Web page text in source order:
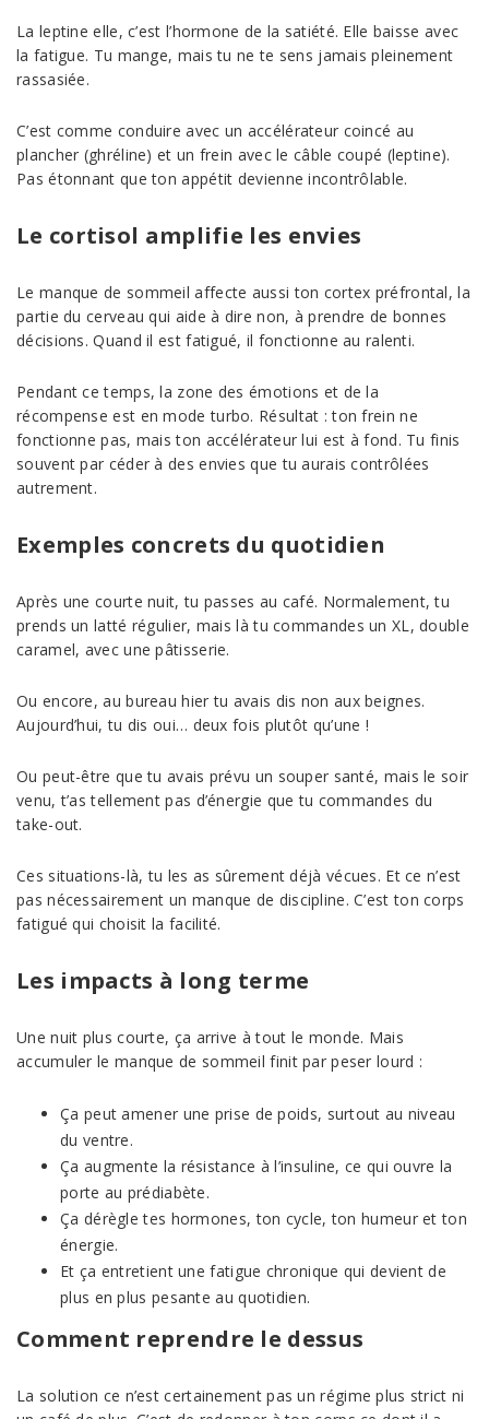
La leptine elle, c’est l’hormone de la satiété. Elle baisse avec
la fatigue. Tu mange, mais tu ne te sens jamais pleinement
rassasiée.
C’est comme conduire avec un accélérateur coincé au
plancher (ghréline) et un frein avec le câble coupé (leptine).
Pas étonnant que ton appétit devienne incontrôlable.
Le cortisol amplifie les envies
Le manque de sommeil affecte aussi ton cortex préfrontal, la
partie du cerveau qui aide à dire non, à prendre de bonnes
décisions. Quand il est fatigué, il fonctionne au ralenti.
Pendant ce temps, la zone des émotions et de la
récompense est en mode turbo. Résultat : ton frein ne
fonctionne pas, mais ton accélérateur lui est à fond. Tu finis
souvent par céder à des envies que tu aurais contrôlées
autrement.
Exemples concrets du quotidien
Après une courte nuit, tu passes au café. Normalement, tu
prends un latté régulier, mais là tu commandes un XL, double
caramel, avec une pâtisserie.
Ou encore, au bureau hier tu avais dis non aux beignes.
Aujourd’hui, tu dis oui… deux fois plutôt qu’une !
Ou peut-être que tu avais prévu un souper santé, mais le soir
venu, t’as tellement pas d’énergie que tu commandes du
take-out.
Ces situations-là, tu les as sûrement déjà vécues. Et ce n’est
pas nécessairement un manque de discipline. C’est ton corps
fatigué qui choisit la facilité.
Les impacts à long terme
Une nuit plus courte, ça arrive à tout le monde. Mais
accumuler le manque de sommeil finit par peser lourd :
Ça peut amener une prise de poids, surtout au niveau
du ventre.
Ça augmente la résistance à l’insuline, ce qui ouvre la
porte au prédiabète.
Ça dérègle tes hormones, ton cycle, ton humeur et ton
énergie.
Et ça entretient une fatigue chronique qui devient de
plus en plus pesante au quotidien.
Comment reprendre le dessus
La solution ce n’est certainement pas un régime plus strict ni